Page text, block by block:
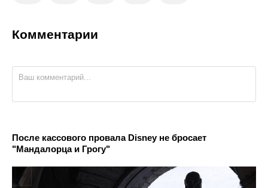
Комментарии
После кассового провала Disney не бросает
"Мандалорца и Грогу"